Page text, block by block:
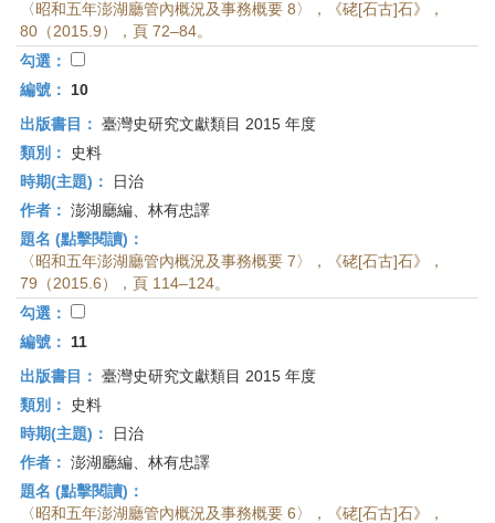
〈昭和五年澎湖廳管內概況及事務概要 8〉，《硓[石古]石》，
80（2015.9），頁 72–84。
勾選：
編號：
10
出版書目： 臺灣史研究文獻類目 2015 年度
類別：
史料
時期(主題)：
日治
作者： 澎湖廳編、林有忠譯
題名 (點擊閱讀)：
〈昭和五年澎湖廳管內概況及事務概要 7〉，《硓[石古]石》，
79（2015.6），頁 114–124。
勾選：
編號：
11
出版書目： 臺灣史研究文獻類目 2015 年度
類別：
史料
時期(主題)：
日治
作者： 澎湖廳編、林有忠譯
題名 (點擊閱讀)：
〈昭和五年澎湖廳管內概況及事務概要 6〉，《硓[石古]石》，